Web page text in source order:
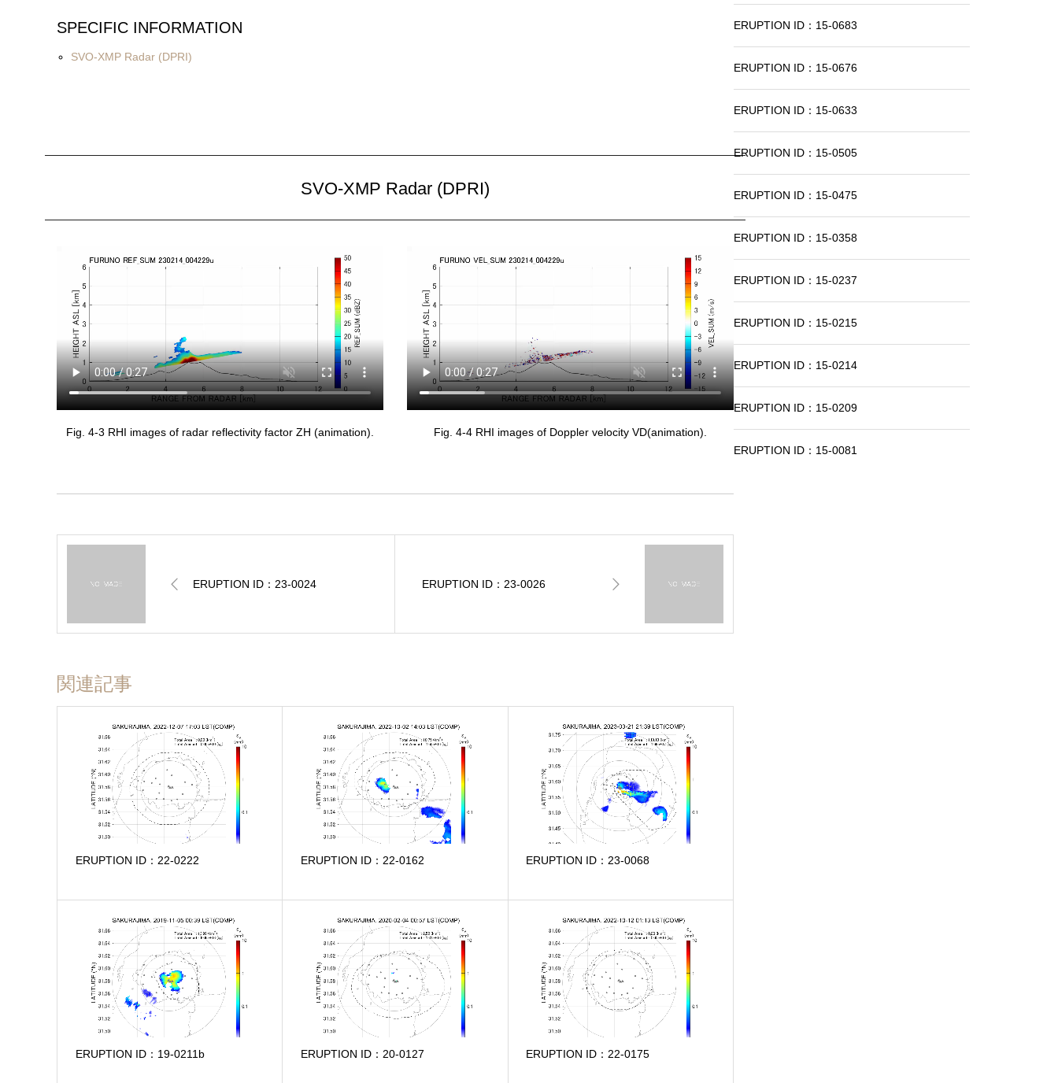
SPECIFIC INFORMATION
SVO-XMP Radar (DPRI)
SVO-XMP Radar (DPRI)
Fig. 4-3 RHI images of radar reflectivity factor ZH (animation). Fig. 4-4 RHI images of Doppler velocity VD(animation).
ERUPTION ID：23-0024 ERUPTION ID：23-0026
関連記事
ERUPTION ID：22-0222 ERUPTION ID：22-0162 ERUPTION ID：23-0068
ERUPTION ID：19-0211b ERUPTION ID：20-0127 ERUPTION ID：22-0175
ERUPTION ID：15-0683
ERUPTION ID：15-0676
ERUPTION ID：15-0633
ERUPTION ID：15-0505
ERUPTION ID：15-0475
ERUPTION ID：15-0358
ERUPTION ID：15-0237
ERUPTION ID：15-0215
ERUPTION ID：15-0214
ERUPTION ID：15-0209
ERUPTION ID：15-0081